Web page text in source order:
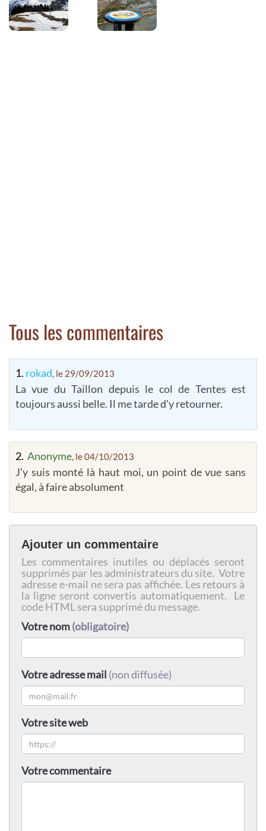
Tous les commentaires
1. rokad, le 29/09/2013
La vue du Taillon depuis le col de Tentes est
toujours aussi belle. Il me tarde d'y retourner.
2. Anonyme, le 04/10/2013
J'y suis monté là haut moi, un point de vue sans
égal, à faire absolument
Ajouter un commentaire
Les commentaires inutiles ou déplacés seront
supprimés par les administrateurs du site. Votre
adresse e-mail ne sera pas affichée. Les retours à
la ligne seront convertis automatiquement. Le
code HTML sera supprimé du message.
Votre nom(obligatoire)
Votre adresse mail (non diffusée)
Votre site web
Votre commentaire